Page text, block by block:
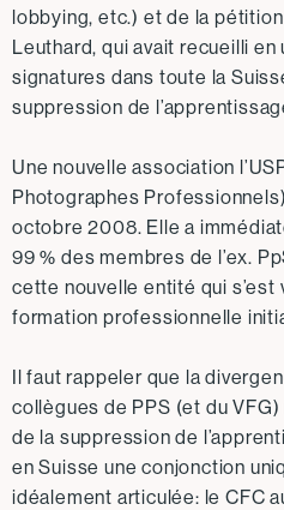
lobbying, etc.) et de la
Leuthard, qui avait recueilli
signatures dans toute la
suppression de
Une nouvelle association
Photographes
octobre 2008. Elle a
99 % des membres de l’ex.
cette nouvelle entité qui s’est
formation professionnelle
Il faut rappeler que la
collègues de PPS (et du
de la suppression de
en Suisse une conjonction
idéalement articulée: le CFC